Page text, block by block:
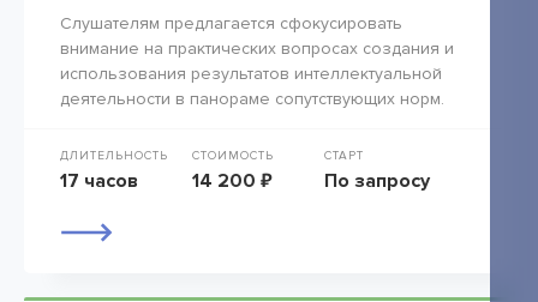
Слушателям предлагается сфокусировать
внимание на практических вопросах создания и
использования результатов интеллектуальной
деятельности в панораме сопутствующих норм.
ДЛИТЕЛЬНОСТЬ
17 часов
СТОИМОСТЬ
14 200 ₽
СТАРТ
По запросу